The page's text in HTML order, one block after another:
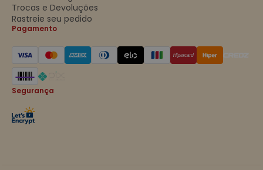
Trocas e Devoluções
Rastreie seu pedido
Pagamento
Segurança